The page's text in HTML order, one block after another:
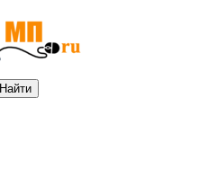
Найти